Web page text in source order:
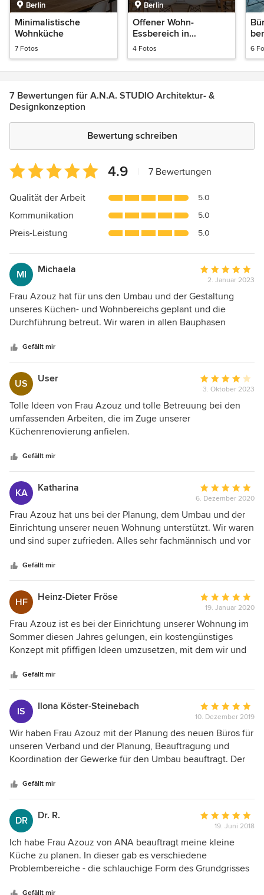
Berlin
Minimalistische
Wohnküche
7 Fotos
Berlin
Offener Wohn-
Essbereich in
dezenten Farben
4 Fotos 6
7 Bewertungen für A.N.A. STUDIO Architektur- &
Designkonzeption
Bewertung schreiben
Durchschnittliche
Bewertung:
4.9
5
Sternen
4.9 7 Bewertungen
Qualität der Arbeit 5.0
Kommunikation 5.0
Preis-Leistung 5.0
MI Michaela
Bewertung:
5
von
5
2. Januar 2023
Frau Azouz hat für uns den Umbau und der Gestaltung
unseres Küchen- und Wohnbereichs geplant und die
Durchführung betreut. Wir waren in allen Bauphasen
ein tolles Ergebnis! Frau Azouz hat sich intensiv mit
unseren Wünschen auseinandergesetzt, prima Vorschläge
gemacht, vorausschauend geplant und war immer für uns
ansprechbar. Die Zusammenarbeit mit den von ihr
ausgewählten Gewerken verlief reibungslos. An dieser
Stelle nochmal ein dickes Dankeschön - dieser Umbau hat
Spaß gemacht!
Gefällt mir
US User
Bewertung:
4
3. Oktober 2023
Tolle Ideen von Frau Azouz und tolle Betreuung bei den
umfassenden Arbeiten, die im Zuge unserer
Küchenrenovierung anfielen.
Gefällt mir
KA Katharina
Bewertung:
5
von
5
6. Dezember 2020
Frau Azouz hat uns bei der Planung, dem Umbau und der
Einrichtung unserer neuen Wohnung unterstützt. Wir waren
und sind super zufrieden. Alles sehr fachmännisch und vor
Küchenplanung hat Frau Azouz uns beeindruckt: Die
Küche ist sehr klein und durch Frau Azouz Ideenreichtum
konnten wir nicht nur alles unterbringen, sondern sind auch
noch vom zeitlosen Design begeistert. Ich kann Frau Azouz
und ihr Team von ANA Studio nur weiter empfehlen!
Gefällt mir
HF Heinz-Dieter Fröse
Bewertung:
5
von
5
19. Januar 2020
Frau Azouz ist es bei der Einrichtung unserer Wohnung im
Sommer diesen Jahres gelungen, ein kostengünstiges
Konzept mit pfiffigen Ideen umzusetzen, mit dem wir und
Wolgast
Gefällt mir
IS Ilona Köster-Steinebach
Bewertung:
5
von
5
10. Dezember 2019
Wir haben Frau Azouz mit der Planung des neuen Büros für
unseren Verband und der Planung, Beauftragung und
Koordination der Gewerke für den Umbau beauftragt. Der
uns als Auftraggeber sehr kompetent und freundlich. Das
Projekt ist im Zeit- und Budgetplan fertig geworden.
Gefällt mir
DR Dr. R.
Bewertung:
5
von
5
19. Juni 2018
Ich habe Frau Azouz von ANA beauftragt meine kleine
Küche zu planen. In dieser gab es verschiedene
Problembereiche - die schlauchige Form des Grundgrisses
Gefällt mir